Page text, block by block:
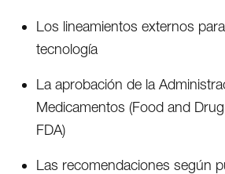
Los lineamientos externos
tecnología
La aprobación de la
Medicamentos (Food and
FDA)
Las recomendaciones según